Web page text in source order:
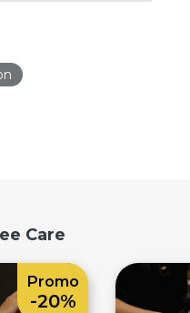
Care
Promo
-20%